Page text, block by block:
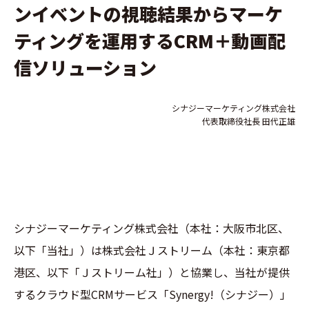
ンイベントの視聴結果からマーケ
ティングを運用するCRM＋動画配
信ソリューション
シナジーマーケティング株式会社
代表取締役社長 田代正雄
シナジーマーケティング株式会社（本社：大阪市北区、
以下「当社」）は株式会社Ｊストリーム（本社：東京都
港区、以下「Ｊストリーム社」）と協業し、当社が提供
するクラウド型CRMサービス「Synergy!（シナジー）」